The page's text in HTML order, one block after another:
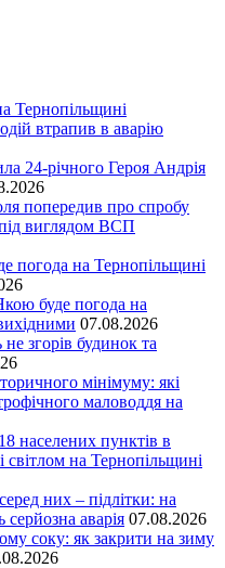
Тернопільщині
втрапив в аварію
24-річного Героя Андрія
попередив про спробу
виглядом ВСП
погода на Тернопільщині
буде погода на
07.08.2026
згорів будинок та
мінімуму: які
маловоддя на
населених пунктів в
світлом на Тернопільщині
них – підлітки: на
серйозна аварія 07.08.2026
соку: як закрити на зиму